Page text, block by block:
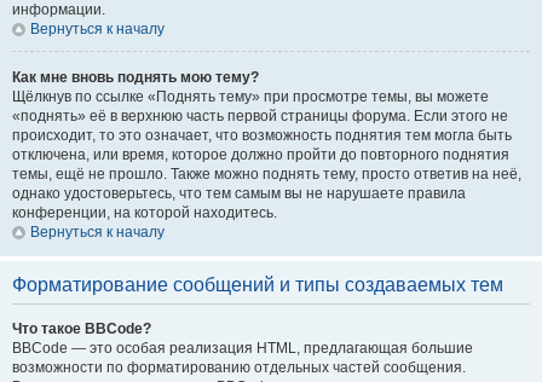
информации.
Вернуться к началу
Как мне вновь поднять мою тему?
Щёлкнув по ссылке «Поднять тему» при просмотре темы, вы можете
«поднять» её в верхнюю часть первой страницы форума. Если этого не
происходит, то это означает, что возможность поднятия тем могла быть
отключена, или время, которое должно пройти до повторного поднятия
темы, ещё не прошло. Также можно поднять тему, просто ответив на неё,
однако удостоверьтесь, что тем самым вы не нарушаете правила
конференции, на которой находитесь.
Вернуться к началу
Форматирование сообщений и типы создаваемых тем
Что такое BBCode?
BBCode — это особая реализация HTML, предлагающая большие
возможности по форматированию отдельных частей сообщения.